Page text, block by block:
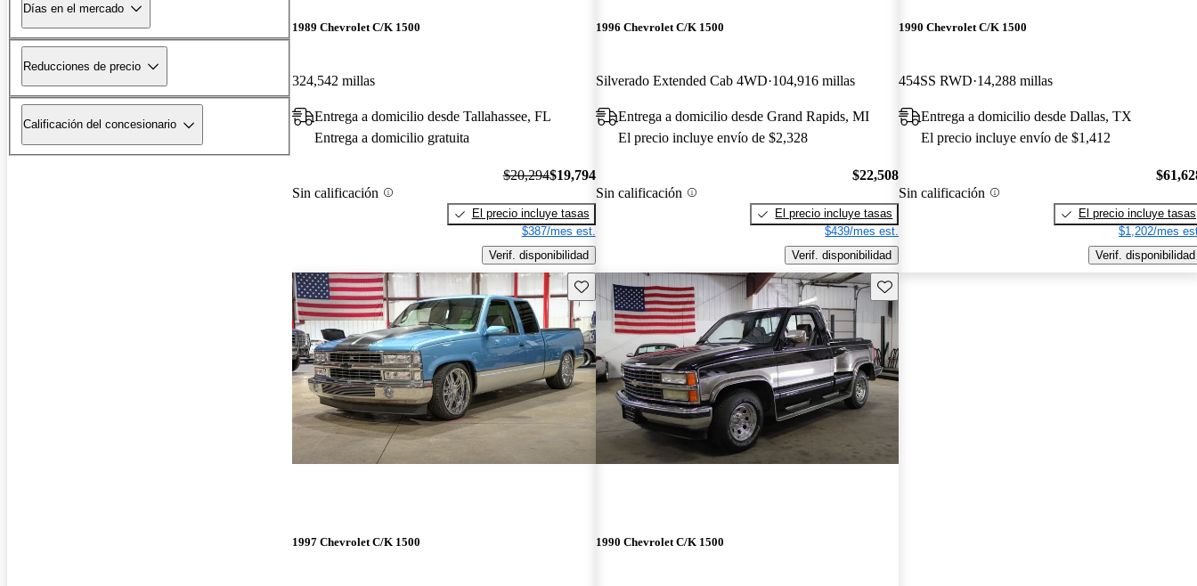
Días en el mercado
Reducciones de precio
Calificación del concesionario
1989 Chevrolet C/K 1500
324,542 millas
Entrega a domicilio desde Tallahassee, FL
Entrega a domicilio gratuita
Sin calificación
$20,294$19,794
El precio incluye tasas
$387/mes est.
Verif. disponibilidad
1996 Chevrolet C/K 1500
Silverado Extended Cab 4WD 104,916 millas
Entrega a domicilio desde Grand Rapids, MI
El precio incluye envío de $2,328
Sin calificación
$22,508
El precio incluye tasas
$439/mes est.
Verif. disponibilidad
1990 Chevrolet C/K 1500
454SS RWD 14,288 millas
Entrega a domicilio desde Dallas, TX
El precio incluye envío de $1,412
Sin calificación
El precio incluye tasas
$1,202/mes
Verif. disponibilidad
Guarda este Aviso
1997 Chevrolet C/K 1500
Guarda este Aviso
1990 Chevrolet C/K 1500